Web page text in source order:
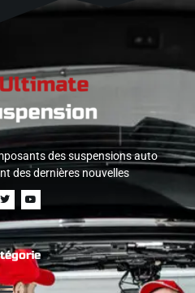
des suspensions auto
des dernières nouvelles